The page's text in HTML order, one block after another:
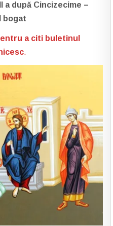
a după Cincizecime –
bogat
a citi buletinul
.